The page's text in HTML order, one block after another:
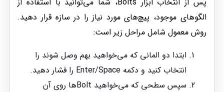
الگوهای موجود، پیچ‌های مورد نیاز را در سازه قرار دهید.
روش معمول شامل مراحل زیر است:
ابتدا دو المانی که می‌خواهید بهم وصل شوند را
انتخاب کنید و دکمه Enter/Space را فشار دهید.
سپس سطحی که می‌خواهید Boltها روی آن